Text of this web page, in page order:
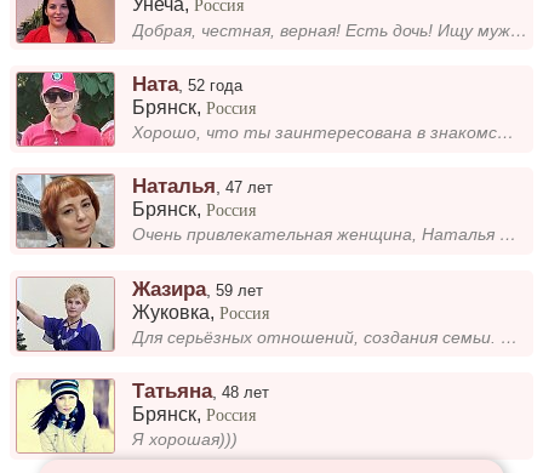
Унеча,Россия
Добрая, честная, верная! Есть дочь! Ищу мужчину для создания крепкой семьи!
Ната,52 года
Брянск,Россия
Хорошо, что ты заинтересована в знакомстве. Мне по душе умные, порядочные люди, которые ценят искренность и уважают друг...
Наталья,47 лет
Брянск,Россия
Очень привлекательная женщина, Наталья желает познакомиться и создать гармоничные отношения с русским мужчиной.
Жазира,59 лет
Жуковка,Россия
Для серьёзных отношений, создания семьи. Мы мечемся, работа, быт, дела, кто хочет слышать, всё же должен слушать, а на б...
Татьяна,48 лет
Брянск,Россия
Я хорошая)))